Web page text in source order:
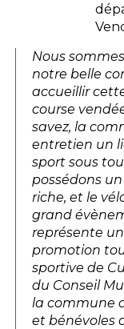
Nous
notre belle
accueillir
course
savez, la
entretien un
sport sous
possédons
riche, et le
grand
représente
promotion
sportive de
du Conseil
la commune
et bénévoles